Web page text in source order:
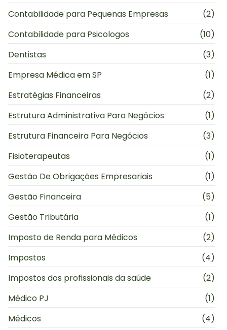
Contabilidade para Pequenas Empresas
(2)
Contabilidade para Psicologos
(10)
Dentistas
(3)
Empresa Médica em SP
(1)
Estratégias Financeiras
(2)
Estrutura Administrativa Para Negócios
(1)
Estrutura Financeira Para Negócios
(3)
Fisioterapeutas
(1)
Gestão De Obrigações Empresariais
(1)
Gestão Financeira
(5)
Gestão Tributária
(1)
Imposto de Renda para Médicos
(2)
Impostos
(4)
Impostos dos profissionais da saúde
(2)
Médico PJ
(1)
Médicos
(4)